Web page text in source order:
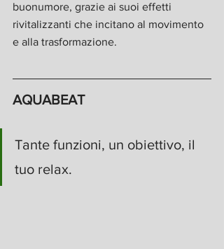
buonumore, grazie ai suoi effetti
rivitalizzanti che incitano al movimento
e alla trasformazione.
AQUABEAT
Tante funzioni, un obiettivo, il
tuo relax.